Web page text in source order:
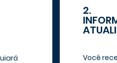
2.
Você